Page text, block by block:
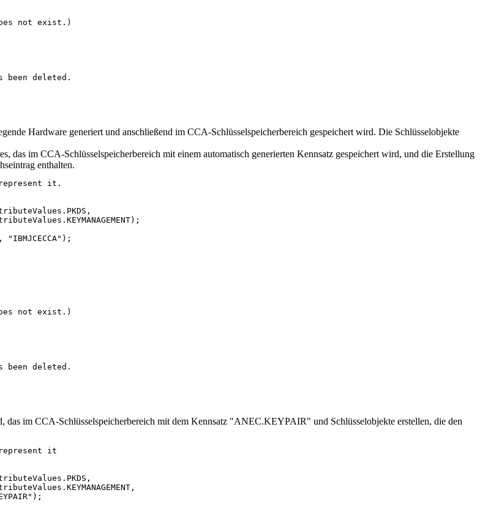
not exist.)
been deleted.
Hardware generiert und anschließend im CCA-Schlüsselspeicherbereich gespeichert wird. Die Schlüsselobjekte
das im CCA-Schlüsselspeicherbereich mit einem automatisch generierten Kennsatz gespeichert wird, und die Erstellung
enthalten.
it.
not exist.)
been deleted.
das im CCA-Schlüsselspeicherbereich mit dem Kennsatz "ANEC.KEYPAIR" und Schlüsselobjekte erstellen, die den
it